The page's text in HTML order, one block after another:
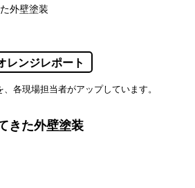
外壁塗装
レンジレポート
各現場担当者がアップしています。
きた外壁塗装